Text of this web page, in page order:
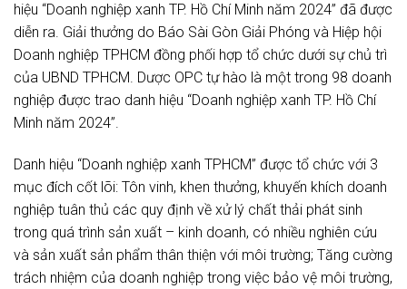
hiệu “Doanh nghiệp xanh TP. Hồ Chí Minh năm 2024” đã được
diễn ra. Giải thưởng do Báo Sài Gòn Giải Phóng và Hiệp hội
Doanh nghiệp TPHCM đồng phối hợp tổ chức dưới sự chủ trì
của UBND TPHCM. Dược OPC tự hào là một trong 98 doanh
nghiệp được trao danh hiệu “Doanh nghiệp xanh TP. Hồ Chí
Minh năm 2024”.
Danh hiệu “Doanh nghiệp xanh TPHCM” được tổ chức với 3
mục đích cốt lõi: Tôn vinh, khen thưởng, khuyến khích doanh
nghiệp tuân thủ các quy định về xử lý chất thải phát sinh
trong quá trình sản xuất – kinh doanh, có nhiều nghiên cứu
và sản xuất sản phẩm thân thiện với môi trường; Tăng cường
trách nhiệm của doanh nghiệp trong việc bảo vệ môi trường,